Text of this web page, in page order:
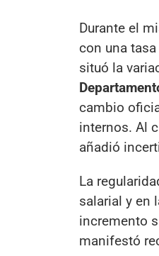
Durante el
con una
situó la
cambio
internos. Al
añadió
La
salarial y en
incremento
manifestó